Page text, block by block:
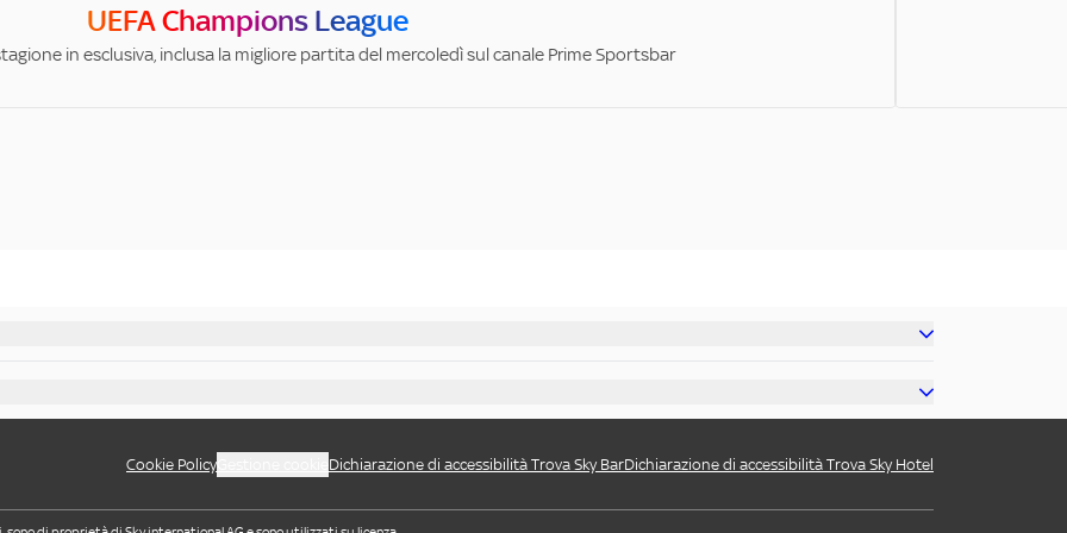
UEFA Champions League
in esclusiva, inclusa la migliore partita del mercoledì sul canale Prime Sportsbar
Cookie Policy Dichiarazione di accessibilità Trova Sky BarDichiarazione di accessibilità Trova Sky Hotel